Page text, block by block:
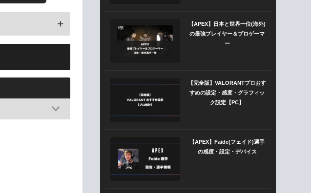
【APEX】日本と世界一位(海外)
の最強プレイヤー＆プロゲーマ
ー
【完全版】VALORANTプロおす
すめの設定・感度・グラフィッ
ク設定【PC】
【APEX】Faide(フェイド)選手
の感度・設定・デバイス